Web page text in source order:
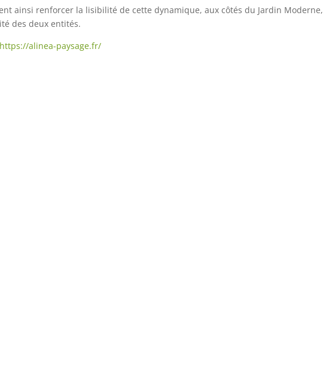
ainsi renforcer la lisibilité de cette dynamique, aux côtés du Jardin Moderne,
des deux entités.
https://alinea-paysage.fr/